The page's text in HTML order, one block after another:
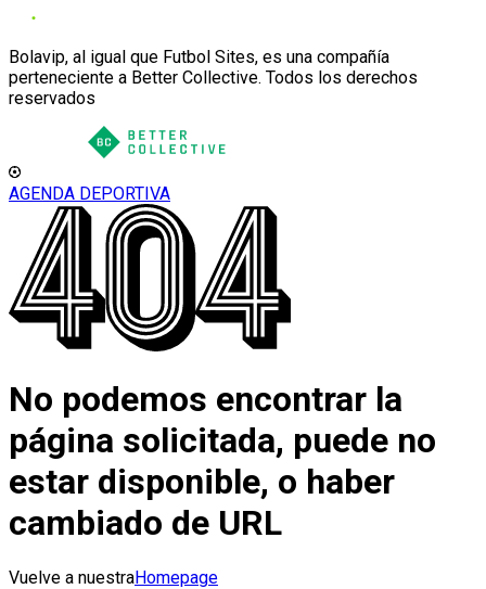
Bolavip, al igual que Futbol Sites, es una compañía
perteneciente a Better Collective. Todos los derechos
reservados
AGENDA DEPORTIVA
No podemos encontrar la
página solicitada, puede no
estar disponible, o haber
cambiado de URL
Vuelve a nuestraHomepage